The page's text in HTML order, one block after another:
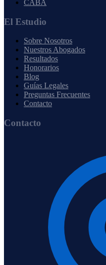
CABA
El Estudio
Sobre Nosotros
Nuestros Abogados
Resultados
Honorarios
Blog
Guías Legales
Preguntas Frecuentes
Contacto
Contacto